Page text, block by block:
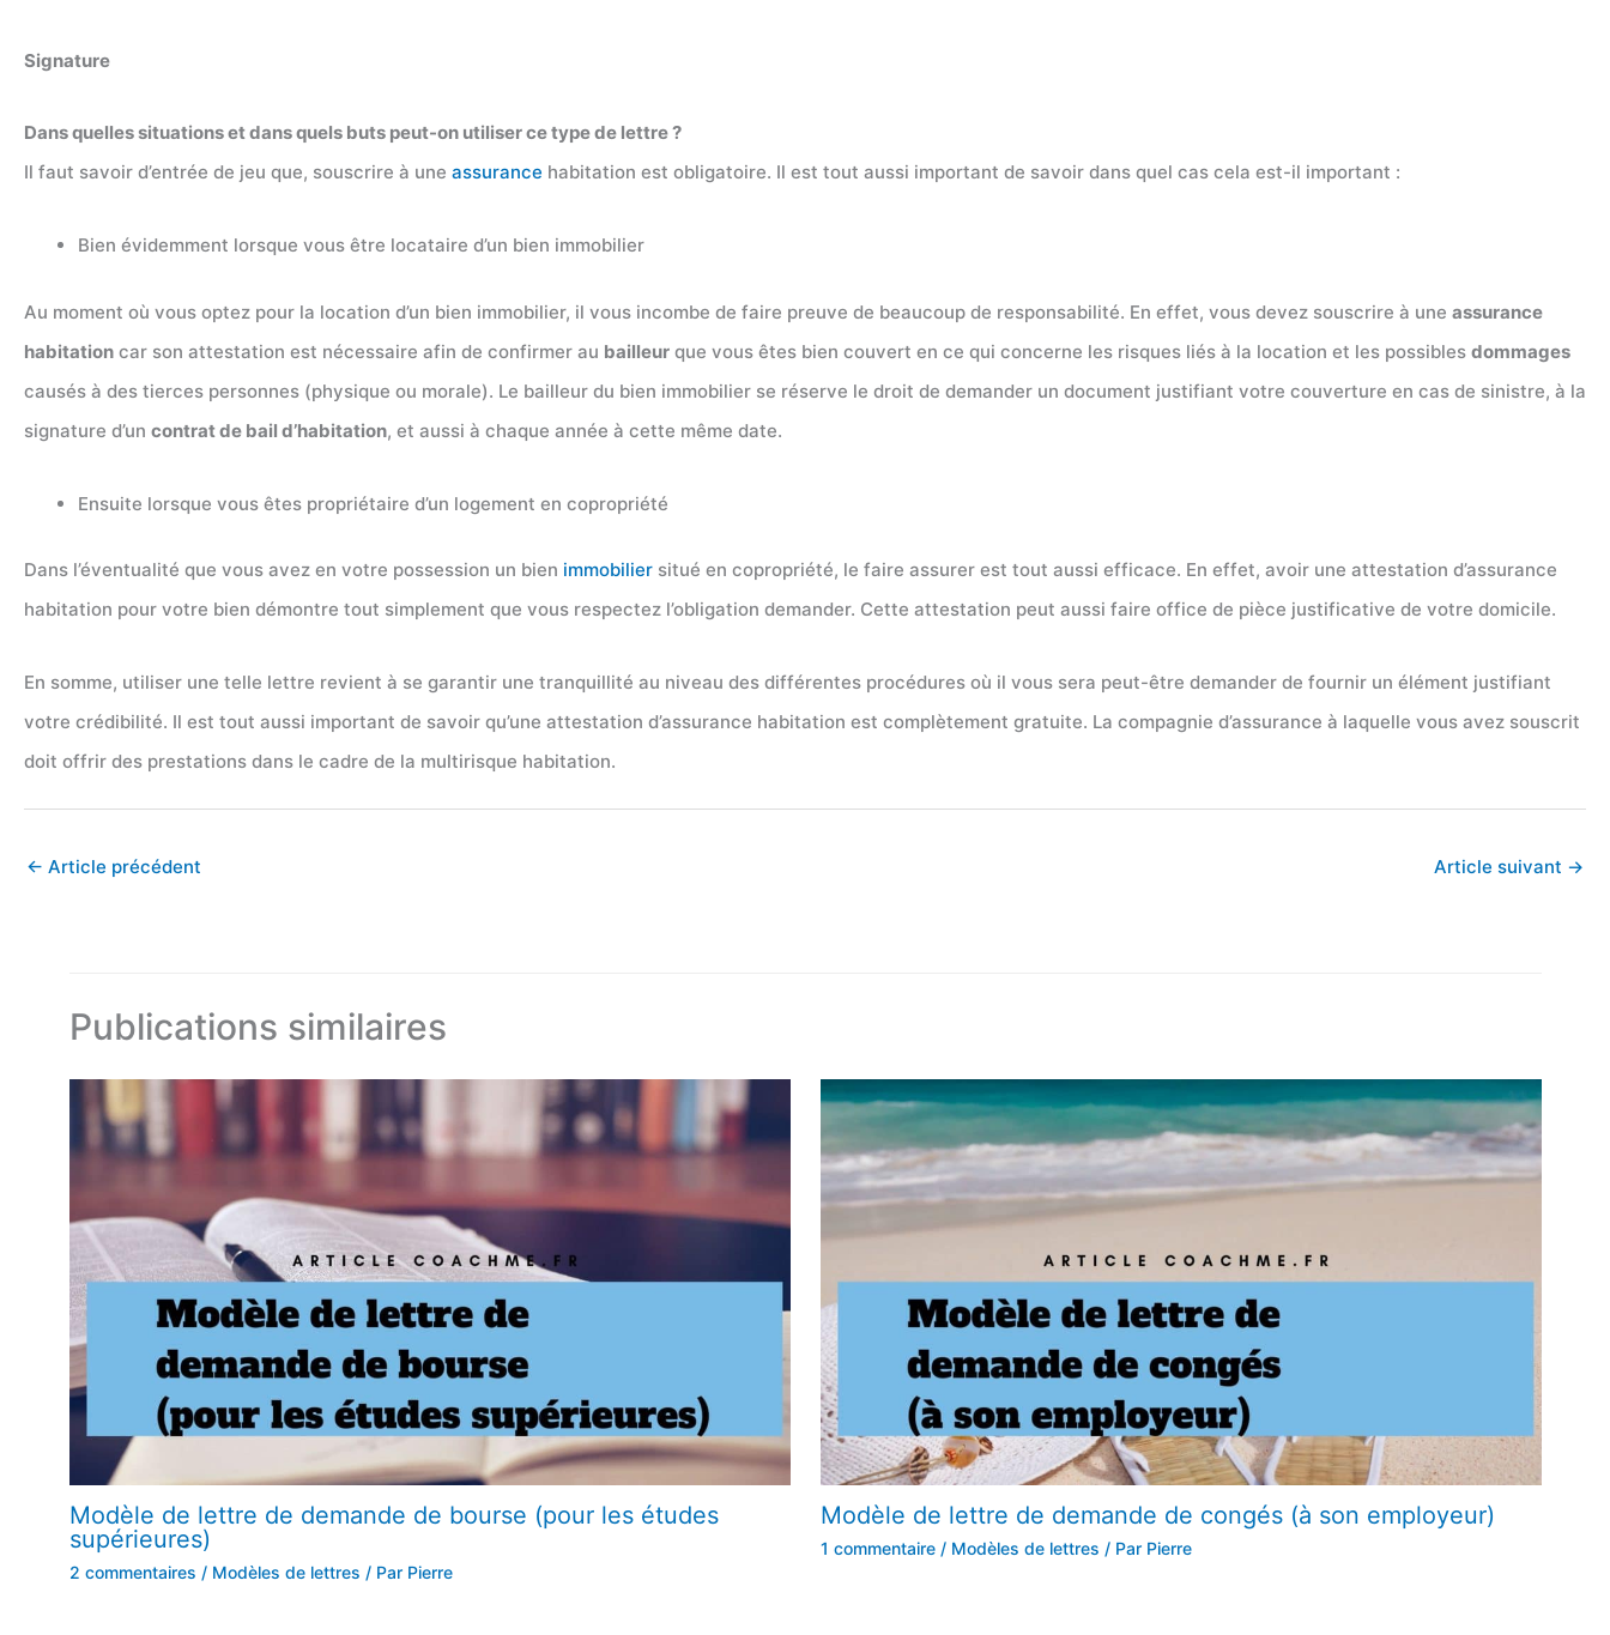
Signature
Dans quelles situations et dans quels buts peut-on utiliser ce type de lettre ?
Il faut savoir d’entrée de jeu que, souscrire à une assurance habitation est obligatoire. Il est tout aussi important de savoir dans quel cas cela est-il important :
Bien évidemment lorsque vous être locataire d’un bien immobilier
Au moment où vous optez pour la location d’un bien immobilier, il vous incombe de faire preuve de beaucoup de responsabilité. En effet, vous devez souscrire à une assurance
habitation car son attestation est nécessaire afin de confirmer au bailleur que vous êtes bien couvert en ce qui concerne les risques liés à la location et les possibles dommages
causés à des tierces personnes (physique ou morale). Le bailleur du bien immobilier se réserve le droit de demander un document justifiant votre couverture en cas de sinistre, à la
signature d’un contrat de bail d’habitation, et aussi à chaque année à cette même date.
Ensuite lorsque vous êtes propriétaire d’un logement en copropriété
Dans l’éventualité que vous avez en votre possession un bien immobilier situé en copropriété, le faire assurer est tout aussi efficace. En effet, avoir une attestation d’assurance
habitation pour votre bien démontre tout simplement que vous respectez l’obligation demander. Cette attestation peut aussi faire office de pièce justificative de votre domicile.
En somme, utiliser une telle lettre revient à se garantir une tranquillité au niveau des différentes procédures où il vous sera peut-être demander de fournir un élément justifiant
votre crédibilité. Il est tout aussi important de savoir qu’une attestation d’assurance habitation est complètement gratuite. La compagnie d’assurance à laquelle vous avez souscrit
doit offrir des prestations dans le cadre de la multirisque habitation.
← Article précédent Article suivant →
Publications similaires
Modèle de lettre de demande de bourse (pour les études
supérieures)
2 commentaires / Modèles de lettres / Par Pierre
Modèle de lettre de demande de congés (à son employeur)
1 commentaire / Modèles de lettres / Par Pierre